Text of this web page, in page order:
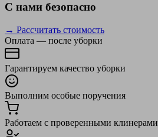
С нами безопасно
→ Рассчитать стоимость
Оплата — после уборки
Гарантируем качество уборки
Выполним особые поручения
Работаем с проверенными клинерами